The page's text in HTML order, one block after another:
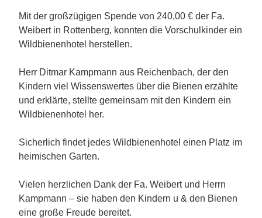
Mit der großzügigen Spende von 240,00 € der Fa.
Weibert in Rottenberg, konnten die Vorschulkinder ein
Wildbienenhotel herstellen.
Herr Ditmar Kampmann aus Reichenbach, der den
Kindern viel Wissenswertes über die Bienen erzählte
und erklärte, stellte gemeinsam mit den Kindern ein
Wildbienenhotel her.
Sicherlich findet jedes Wildbienenhotel einen Platz im
heimischen Garten.
Vielen herzlichen Dank der Fa. Weibert und Herrn
Kampmann – sie haben den Kindern u & den Bienen
eine große Freude bereitet.